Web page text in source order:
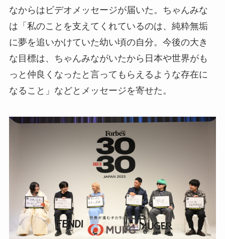
なからはビデオメッセージが届いた。ちゃんみな
は「私のことを支えてくれているのは、純粋無垢
に夢を追いかけていた幼い頃の自分。今後の大き
な目標は、ちゃんみながいたから日本や世界がも
っと仲良くなったと言ってもらえるような存在に
なること」などとメッセージを寄せた。